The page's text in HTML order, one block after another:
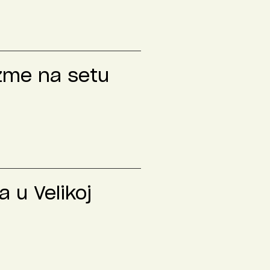
na setu
u Velikoj